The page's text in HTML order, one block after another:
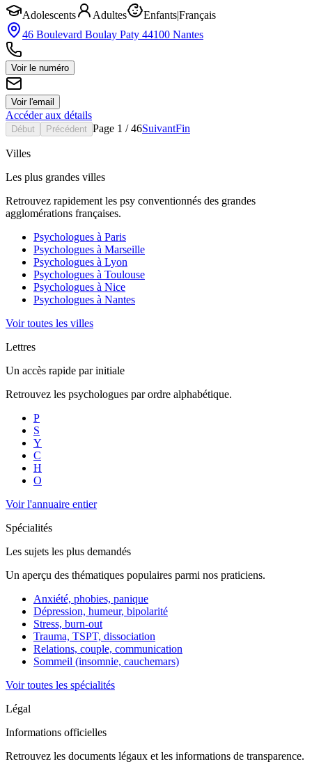
Adolescents Adultes Enfants|Français
46 Boulevard Boulay Paty 44100 Nantes
Voir le numéro
Voir l'email
Accéder aux détails
Début Précédent Page 1 /46SuivantFin
Villes
Les plus grandes villes
Retrouvez rapidement les psy conventionnés des grandes
agglomérations françaises.
Psychologues à Paris
Psychologues à Marseille
Psychologues à Lyon
Psychologues à Toulouse
Psychologues à Nice
Psychologues à Nantes
Voir toutes les villes
Lettres
Un accès rapide par initiale
Retrouvez les psychologues par ordre alphabétique.
P
S
Y
C
H
O
Voir l'annuaire entier
Spécialités
Les sujets les plus demandés
Un aperçu des thématiques populaires parmi nos praticiens.
Anxiété, phobies, panique
Dépression, humeur, bipolarité
Stress, burn-out
Trauma, TSPT, dissociation
Relations, couple, communication
Sommeil (insomnie, cauchemars)
Voir toutes les spécialités
Légal
Informations officielles
Retrouvez les documents légaux et les informations de transparence.